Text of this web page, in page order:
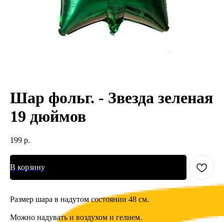
Шар фольг. - Звезда зеленая
19 дюймов
199 р.
В корзину
Размер шара в надутом состоянии 48 см.
Можно надувать и воздухом и гелием.